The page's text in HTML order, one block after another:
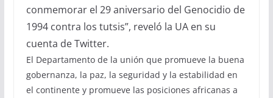
conmemorar el 29 aniversario del Genocidio de
1994 contra los tutsis”, reveló la UA en su
cuenta de Twitter.
El Departamento de la unión que promueve la buena
gobernanza, la paz, la seguridad y la estabilidad en
el continente y promueve las posiciones africanas a